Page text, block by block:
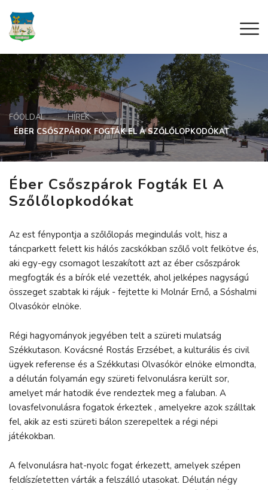
FŐOLDAL
HÍREK
ÉBER CSŐSZPÁROK FOGTÁK EL A SZŐLŐLOPKODÓKAT
Éber Csőszpárok Fogták El A
Szőlőlopkodókat
Az est fénypontja a szőlőlopás megindulás volt, hisz a
táncparkett felett kis hálós zacskókban szőlő volt felkötve és,
aki egy-egy csomagot leszakított azt az éber csőszpárok
megfogták és a bírók elé vezették, ahol jelképes nagyságú
összeget szabtak ki rájuk - fejtette ki Molnár Ernő, a Sóshalmi
Olvasókör elnöke.
Régi hagyományok jegyében telt a szüreti mulatság
Székkutason. Kovácsné Rostás Erzsébet, a kulturális és civil
ügyek referense és a Székkutasi Olvasókör elnöke elmondta,
a délután folyamán egy szüreti felvonulásra került sor,
amelyet már hatodik éve rendeztek meg a faluban. A
lovasfelvonulásra fogatok érkeztek , amelyekre azok szálltak
fel, akik az esti szüreti bálon szerepeltek a régi népi
játékokban.
A felvonulásra hat-nyolc fogat érkezett, amelyek szépen
feldíszíetetten várták a felszálló utasokat. Délután négy